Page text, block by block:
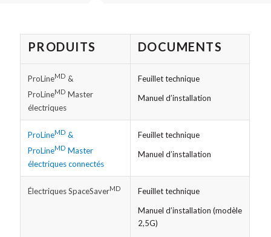
PRODUITS DOCUMENTS
ProLineMD &
ProLineMD Master
électriques​
Feuillet technique
Manuel d’installation
ProLineMD &
ProLineMD Master
électriques connectés​
Feuillet technique
Manuel d’installation
Électriques SpaceSaverMD Feuillet technique
Manuel d’installation (modèle
2,5G)